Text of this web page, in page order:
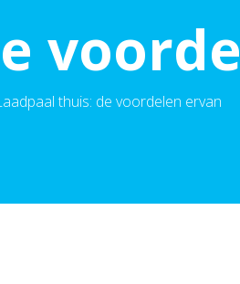
thuis: de voordelen ervan